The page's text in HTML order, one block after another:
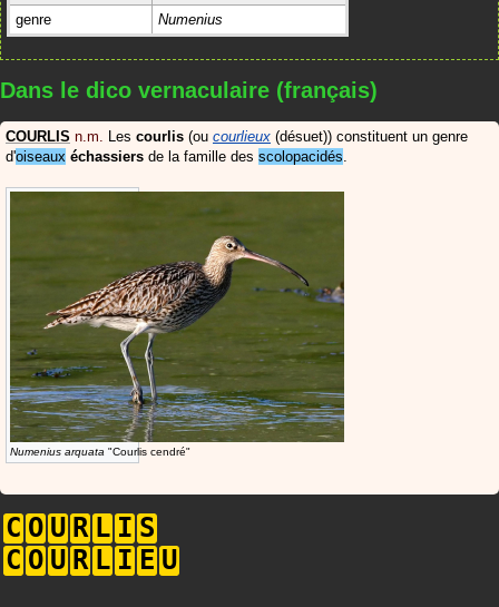
genre
Numenius
Dans le dico vernaculaire (français)
COURLIS n.m. Les courlis (ou courlieux (désuet)) constituent un genre
d'oiseaux échassiers de la famille des scolopacidés.
Numenius arquata "Courlis cendré"
C O U R L I S
C O U R L I E U